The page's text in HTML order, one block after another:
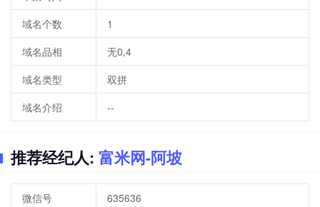
域名个数
1
域名品相
无0,4
域名类型
双拼
域名介绍
--
推荐经纪人: 富米网-阿坡
微信号 635636